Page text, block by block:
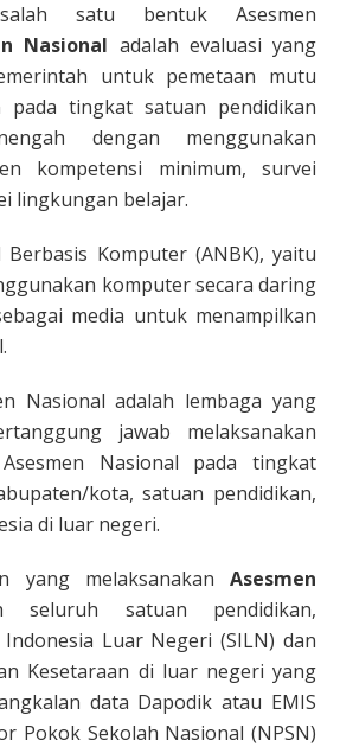
satu bentuk Asesmen
Nasional adalah evaluasi yang
untuk pemetaan mutu
pada tingkat satuan pendidikan
dengan menggunakan
kompetensi minimum, survei
lingkungan belajar.
Berbasis Komputer (ANBK), yaitu
komputer secara daring
media untuk menampilkan
Nasional adalah lembaga yang
jawab melaksanakan
Nasional pada tingkat
kota, satuan pendidikan,
di luar negeri.
yang melaksanakan Asesmen
seluruh satuan pendidikan,
Luar Negeri (SILN) dan
Kesetaraan di luar negeri yang
data Dapodik atau EMIS
Pokok Sekolah Nasional (NPSN)